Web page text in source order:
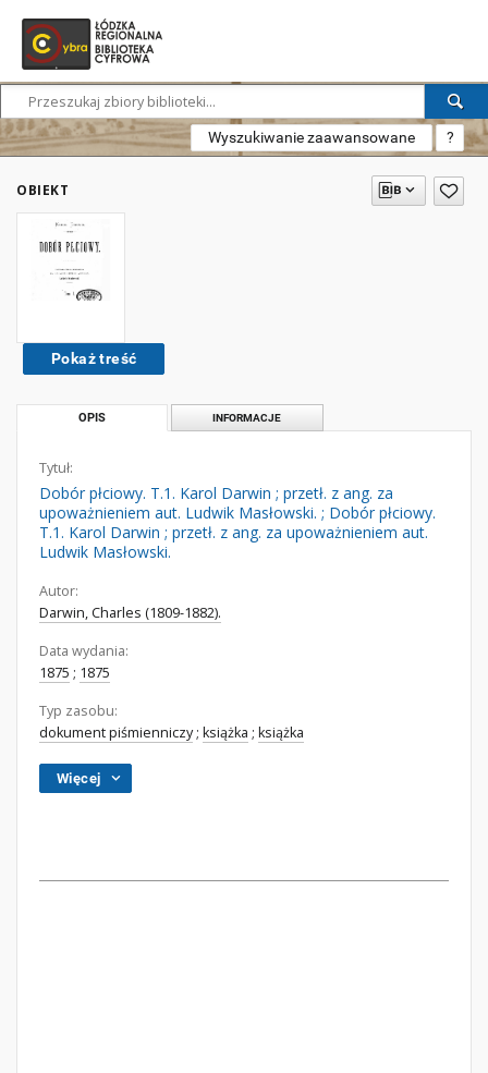
Wyszukiwanie zaawansowane ?
OBIEKT
Pokaż treść
OPIS INFORMACJE
Tytuł:
Dobór płciowy. T.1. Karol Darwin ; przetł. z ang. za
upoważnieniem aut. Ludwik Masłowski. ; Dobór płciowy.
T.1. Karol Darwin ; przetł. z ang. za upoważnieniem aut.
Ludwik Masłowski.
Autor:
Darwin, Charles (1809-1882).
Data wydania:
1875 ; 1875
Typ zasobu:
dokument piśmienniczy; książka ; książka
Więcej